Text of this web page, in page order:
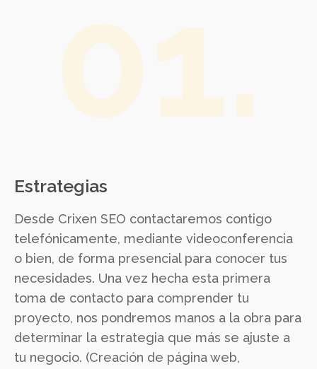
Estrategias
Desde Crixen SEO contactaremos contigo
telefónicamente, mediante videoconferencia
o bien, de forma presencial para conocer tus
necesidades. Una vez hecha esta primera
toma de contacto para comprender tu
proyecto, nos pondremos manos a la obra para
determinar la estrategia que más se ajuste a
tu negocio. (Creación de página web,